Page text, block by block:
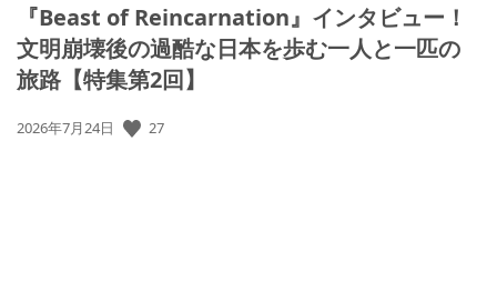
『Beast of Reincarnation』インタビュー！
文明崩壊後の過酷な日本を歩む一人と一匹の
旅路【特集第2回】
公
2026年7月24日 27